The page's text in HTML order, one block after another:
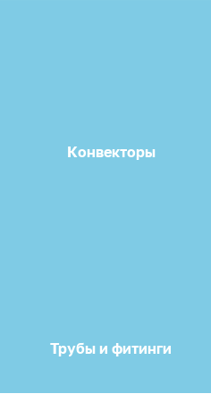
Конвекторы
Трубы и фитинги